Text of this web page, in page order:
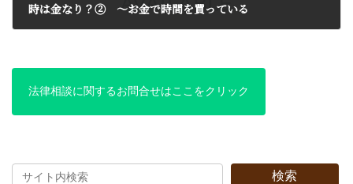
時は金なり？② ～お金で時間を買っている
法律相談に関するお問合せはここをクリック
検索